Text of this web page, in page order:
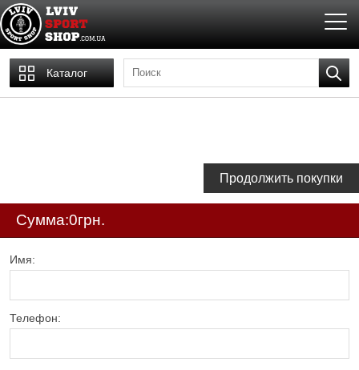
Каталог
Продолжить покупки
Сумма:0грн.
Имя:
Телефон: